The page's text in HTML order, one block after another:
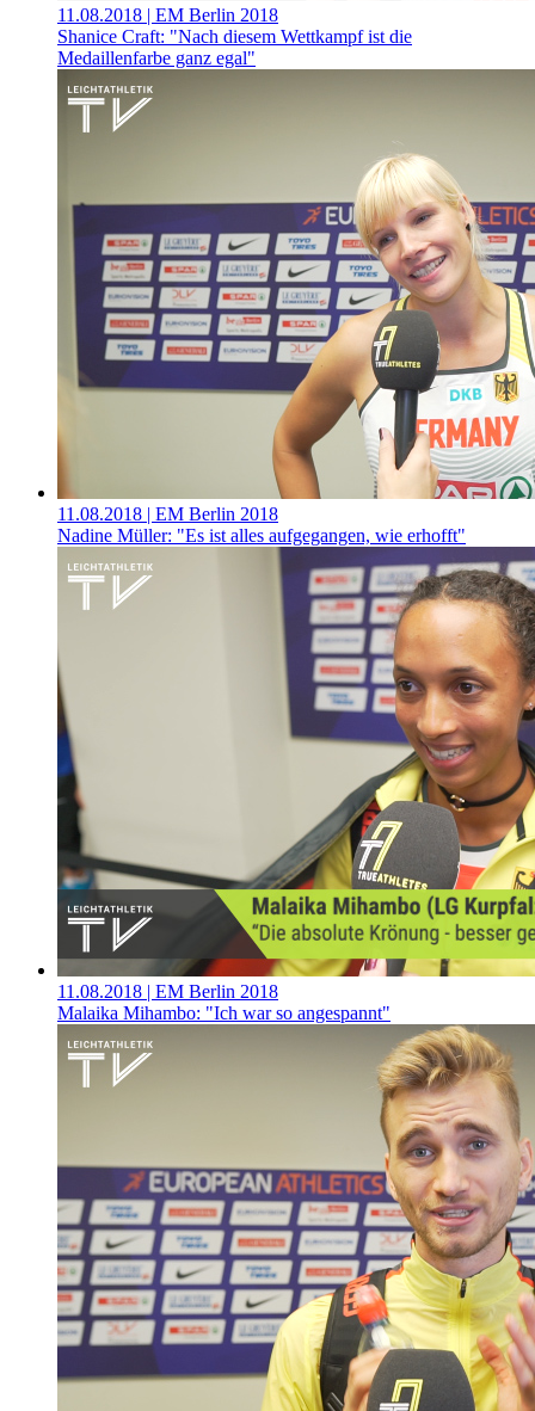
11.08.2018 | EM Berlin 2018
Shanice Craft: "Nach diesem Wettkampf ist die
Medaillenfarbe ganz egal"
11.08.2018 | EM Berlin 2018
Nadine Müller: "Es ist alles aufgegangen, wie erhofft"
11.08.2018 | EM Berlin 2018
Malaika Mihambo: "Ich war so angespannt"